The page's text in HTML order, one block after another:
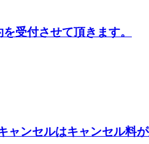
受付させて頂きます。
ンセルはキャンセル料が